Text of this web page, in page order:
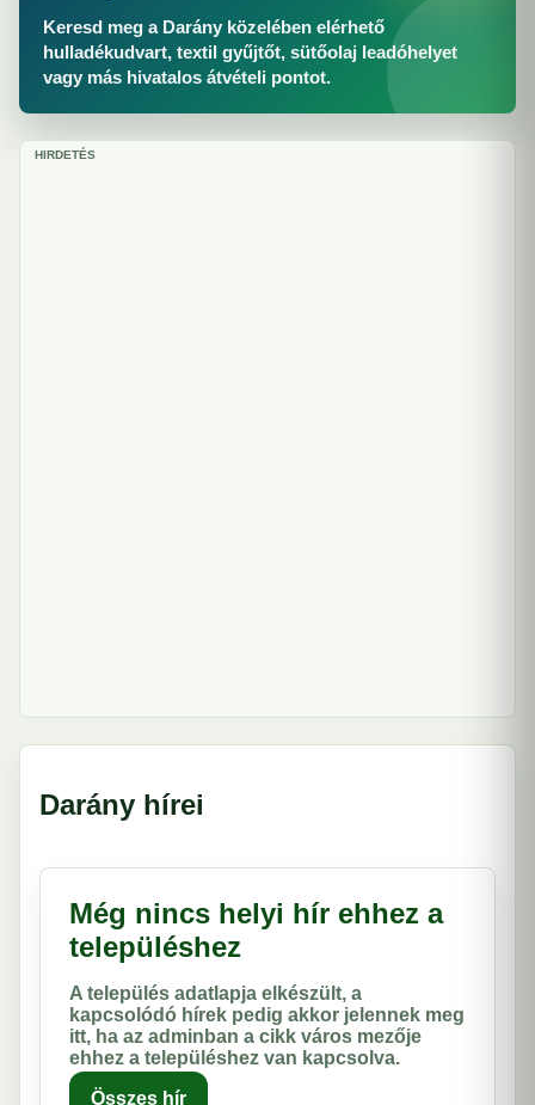
Keresd meg a Darány közelében elérhető
hulladékudvart, textil gyűjtőt, sütőolaj leadóhelyet
vagy más hivatalos átvételi pontot.
HIRDETÉS
Darány hírei
Még nincs helyi hír ehhez a
településhez
A település adatlapja elkészült, a
kapcsolódó hírek pedig akkor jelennek meg
itt, ha az adminban a cikk város mezője
ehhez a településhez van kapcsolva.
Összes hír